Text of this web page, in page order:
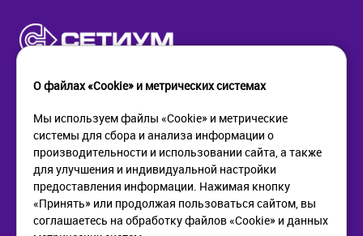
КОМПАНИЯ
О компании
Новости
Контакты
ПОМОЩЬ
Как купить
Доставка
Возврат
О файлах «Cookie» и метрических системах
Мы используем файлы «Cookie» и метрические
системы для сбора и анализа информации о
производительности и использовании сайта, а также
для улучшения и индивидуальной настройки
предоставления информации. Нажимая кнопку
«Принять» или продолжая пользоваться сайтом, вы
соглашаетесь на обработку файлов «Cookie» и данных